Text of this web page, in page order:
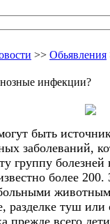
>> Обьявления
инфекции?
быть
заболеваний,
группу
более
разделке туш
прежде всего